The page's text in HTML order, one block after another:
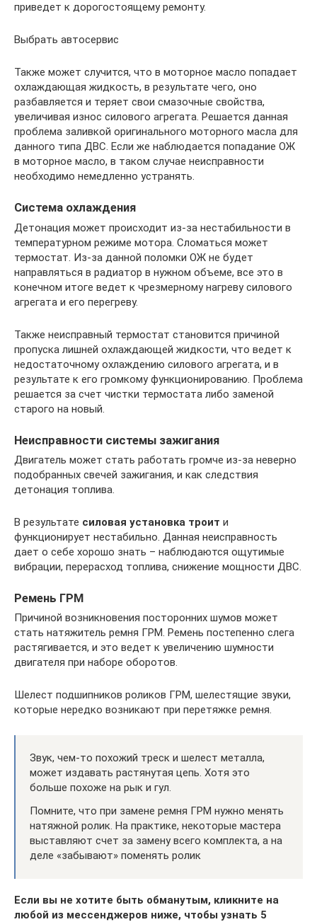
приведет к дорогостоящему ремонту.
Выбрать автосервис
Также может случится, что в моторное масло попадает
охлаждающая жидкость, в результате чего, оно
разбавляется и теряет свои смазочные свойства,
увеличивая износ силового агрегата. Решается данная
проблема заливкой оригинального моторного масла для
данного типа ДВС. Если же наблюдается попадание ОЖ
в моторное масло, в таком случае неисправности
необходимо немедленно устранять.
Система охлаждения
Детонация может происходит из-за нестабильности в
температурном режиме мотора. Сломаться может
термостат. Из-за данной поломки ОЖ не будет
направляться в радиатор в нужном объеме, все это в
конечном итоге ведет к чрезмерному нагреву силового
агрегата и его перегреву.
Также неисправный термостат становится причиной
пропуска лишней охлаждающей жидкости, что ведет к
недостаточному охлаждению силового агрегата, и в
результате к его громкому функционированию. Проблема
решается за счет чистки термостата либо заменой
старого на новый.
Неисправности системы зажигания
Двигатель может стать работать громче из-за неверно
подобранных свечей зажигания, и как следствия
детонация топлива.
В результате силовая установка троит и
функционирует нестабильно. Данная неисправность
дает о себе хорошо знать – наблюдаются ощутимые
вибрации, перерасход топлива, снижение мощности ДВС.
Ремень ГРМ
Причиной возникновения посторонних шумов может
стать натяжитель ремня ГРМ. Ремень постепенно слега
растягивается, и это ведет к увеличению шумности
двигателя при наборе оборотов.
Шелест подшипников роликов ГРМ, шелестящие звуки,
которые нередко возникают при перетяжке ремня.
Звук, чем-то похожий треск и шелест металла,
может издавать растянутая цепь. Хотя это
больше похоже на рык и гул.
Помните, что при замене ремня ГРМ нужно менять
натяжной ролик. На практике, некоторые мастера
выставляют счет за замену всего комплекта, а на
деле «забывают» поменять ролик
Если вы не хотите быть обманутым, кликните на
любой из мессенджеров ниже, чтобы узнать 5